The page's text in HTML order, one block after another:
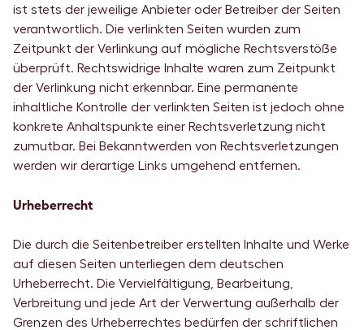
ist stets der jeweilige Anbieter oder Betreiber der Seiten
verantwortlich. Die verlinkten Seiten wurden zum
Zeitpunkt der Verlinkung auf mögliche Rechtsverstöße
überprüft. Rechtswidrige Inhalte waren zum Zeitpunkt
der Verlinkung nicht erkennbar. Eine permanente
inhaltliche Kontrolle der verlinkten Seiten ist jedoch ohne
konkrete Anhaltspunkte einer Rechtsverletzung nicht
zumutbar. Bei Bekanntwerden von Rechtsverletzungen
werden wir derartige Links umgehend entfernen.
Urheberrecht
Die durch die Seitenbetreiber erstellten Inhalte und Werke
auf diesen Seiten unterliegen dem deutschen
Urheberrecht. Die Vervielfältigung, Bearbeitung,
Verbreitung und jede Art der Verwertung außerhalb der
Grenzen des Urheberrechtes bedürfen der schriftlichen